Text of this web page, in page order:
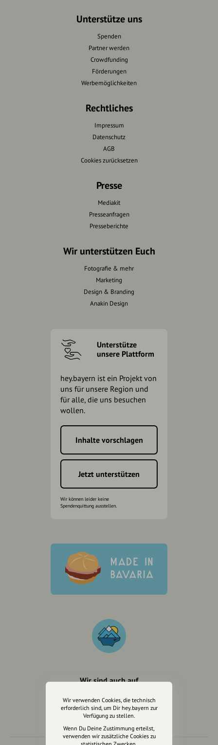
Unterstütze uns
Spenden
Partner werden
Crowdfunding
Förderungen
Werbemöglichkeiten
Rechtliches
Impressum
Datenschutz
AGB
Cookies zurücksetzen
Presse
Mediakit
Presseanfragen
Presseberichte
Wir unterstützen Euch
Fotografie & mehr
Marketing
Design & Branding
Anakin Design
Unterstütze
unsere Plattform
hey.bayern ist ein Projekt von
uns für unsere Region und
für alle, die uns besuchen
wollen.
Inhalte vorschlagen
Jetzt unterstützen
Wir können leider keine
Spendenquittung ausstellen.
Wir sind auch auf
Wir verwenden Cookies, die technisch
erforderlich sind, um Dir hey.bayern zur
Verfügung zu stellen.
Wenn Du Deine Zustimmung erteilst,
verwenden wir zusätzliche Cookies zu